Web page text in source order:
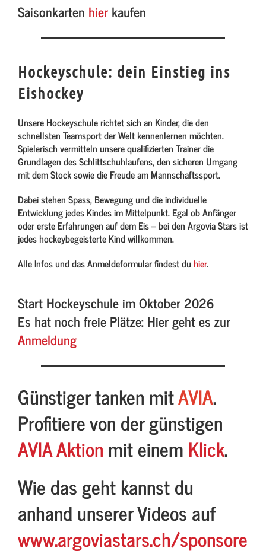
Saisonkarten hierkaufen
Hockeyschule: dein Einstieg ins
Eishockey
Unsere Hockeyschule richtet sich an Kinder, die den
schnellsten Teamsport der Welt kennenlernen möchten.
Spielerisch vermitteln unsere qualifizierten Trainer die
Grundlagen des Schlittschuhlaufens, den sicheren Umgang
mit dem Stock sowie die Freude am Mannschaftssport.
Dabei stehen Spass, Bewegung und die individuelle
Entwicklung jedes Kindes im Mittelpunkt. Egal ob Anfänger
oder erste Erfahrungen auf dem Eis – bei den Argovia Stars ist
jedes hockeybegeisterte Kind willkommen.
Alle Infos und das Anmeldeformular findest du hier.
Start Hockeyschule im Oktober 2026
Es hat noch freie Plätze: Hier geht es zur
Anmeldung
Günstiger tanken mitAVIA.
Profitiere von der günstigen
AVIA Aktionmit einem Klick.
Wie das geht kannst du
anhand unserer Videos auf
www.argoviastars.ch/sponsore